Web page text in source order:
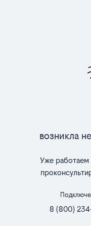
Возникла
Уже работаем
8 (800)